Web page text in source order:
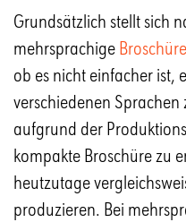
Grundsätzlich stellt sich
mehrsprachige Broschüre
ob es nicht einfacher ist,
verschiedenen
aufgrund der
kompakte Broschüre zu
heutzutage
produzieren. Bei